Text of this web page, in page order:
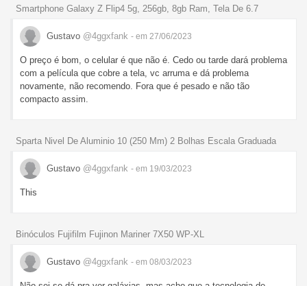
Smartphone Galaxy Z Flip4 5g, 256gb, 8gb Ram, Tela De 6.7
Gustavo @4ggxfank - em 27/06/2023
O preço é bom, o celular é que não é. Cedo ou tarde dará problema
com a película que cobre a tela, vc arruma e dá problema
novamente, não recomendo. Fora que é pesado e não tão
compacto assim.
Sparta Nivel De Aluminio 10 (250 Mm) 2 Bolhas Escala Graduada
Gustavo @4ggxfank - em 19/03/2023
This
Binóculos Fujifilm Fujinon Mariner 7X50 WP-XL
Gustavo @4ggxfank - em 08/03/2023